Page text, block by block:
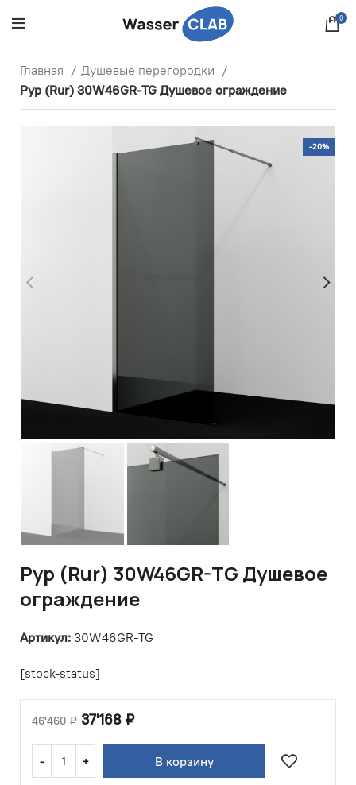
0
Главная
Душевые перегородки
Рур (Rur) 30W46GR-TG Душевое ограждение
-20%
Рур (Rur) 30W46GR-TG Душевое
ограждение
Артикул: 30W46GR-TG
[stock-status]
46'460₽ 37'168 ₽
В корзину